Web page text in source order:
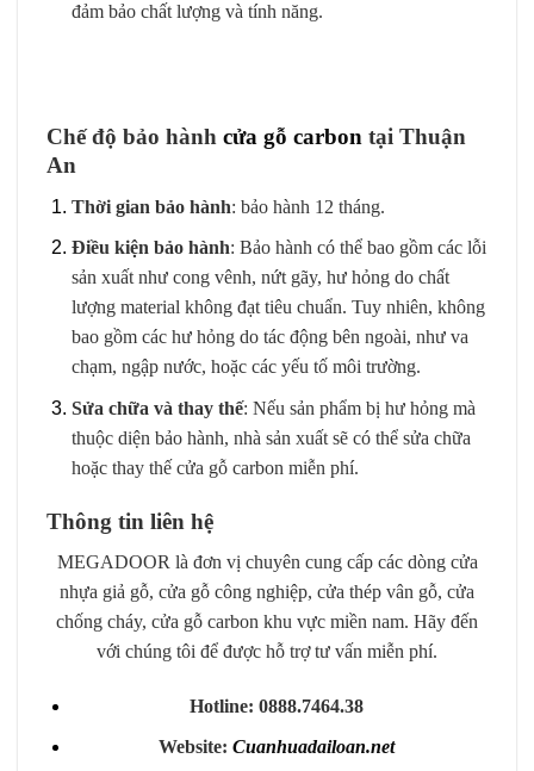
đảm bảo chất lượng và tính năng.
Chế độ bảo hành cửa gỗ carbon tại Thuận
An
Thời gian bảo hành: bảo hành 12 tháng.
Điều kiện bảo hành: Bảo hành có thể bao gồm các lỗi
sản xuất như cong vênh, nứt gãy, hư hỏng do chất
lượng material không đạt tiêu chuẩn. Tuy nhiên, không
bao gồm các hư hỏng do tác động bên ngoài, như va
chạm, ngập nước, hoặc các yếu tố môi trường.
Sửa chữa và thay thế: Nếu sản phẩm bị hư hỏng mà
thuộc diện bảo hành, nhà sản xuất sẽ có thể sửa chữa
hoặc thay thế cửa gỗ carbon miễn phí.
Thông tin liên hệ
MEGADOOR là đơn vị chuyên cung cấp các dòng cửa
nhựa giả gỗ, cửa gỗ công nghiệp, cửa thép vân gỗ, cửa
chống cháy, cửa gỗ carbon khu vực miền nam. Hãy đến
với chúng tôi để được hỗ trợ tư vấn miễn phí.
Hotline: 0888.7464.38
Website:Cuanhuadailoan.net